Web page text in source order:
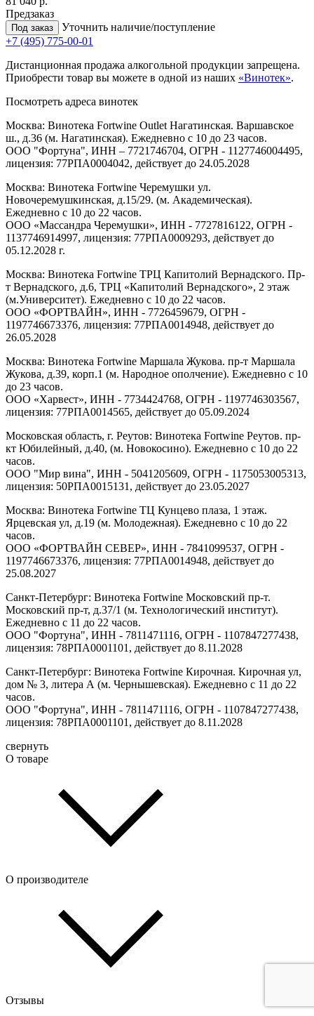
Предзаказ
Под заказ
Уточнить наличие/поступление
+7 (495) 775-00-01
Дистанционная продажа алкогольной продукции запрещена.
Приобрести товар вы можете в одной из наших «Винотек».
Посмотреть адреса винотек
Москва: Винотека Fortwine Outlet Нагатинская. Варшавское
ш., д.36 (м. Нагатинская). Ежедневно с 10 до 23 часов.
ООО "Фортуна", ИНН – 7721746704, ОГРН - 1127746004495,
лицензия: 77РПА0004042, действует до 24.05.2028
Москва: Винотека Fortwine Черемушки ул.
Новочеремушкинская, д.15/29. (м. Академическая).
Ежедневно с 10 до 22 часов.
ООО «Массандра Черемушки», ИНН - 7727816122, ОГРН -
1137746914997, лицензия: 77РПА0009293, действует до
05.12.2028 г.
Москва: Винотека Fortwine ТРЦ Капитолий Вернадского. Пр-
т Вернадского, д.6, ТРЦ «Капитолий Вернадского», 2 этаж
(м.Университет). Ежедневно с 10 до 22 часов.
ООО «ФОРТВАЙН», ИНН - 7726459679, ОГРН -
1197746673376, лицензия: 77РПА0014948, действует до
26.05.2028
Москва: Винотека Fortwine Маршала Жукова. пр-т Маршала
Жукова, д.39, корп.1 (м. Народное ополчение). Ежедневно с 10
до 23 часов.
ООО «Харвест», ИНН - 7734424768, ОГРН - 1197746303567,
лицензия: 77РПА0014565, действует до 05.09.2024
Московская область, г. Реутов: Винотека Fortwine Реутов. пр-
кт Юбилейный, д.40, (м. Новокосино). Ежедневно с 10 до 22
часов.
ООО "Мир вина", ИНН - 5041205609, ОГРН - 1175053005313,
лицензия: 50РПА0015131, действует до 23.05.2027
Москва: Винотека Fortwine ТЦ Кунцево плаза, 1 этаж.
Ярцевская ул, д.19 (м. Молодежная). Ежедневно с 10 до 22
часов.
ООО «ФОРТВАЙН СЕВЕР», ИНН - 7841099537, ОГРН -
1197746673376, лицензия: 77РПА0014948, действует до
25.08.2027
Санкт-Петербург: Винотека Fortwine Московский пр-т.
Московский пр-т, д.37/1 (м. Технологический институт).
Ежедневно с 11 до 22 часов.
ООО "Фортуна", ИНН - 7811471116, ОГРН - 1107847277438,
лицензия: 78РПА0001101, действует до 8.11.2028
Санкт-Петербург: Винотека Fortwine Кирочная. Кирочная ул,
дом № 3, литера А (м. Чернышевская). Ежедневно с 11 до 22
часов.
ООО "Фортуна", ИНН - 7811471116, ОГРН - 1107847277438,
лицензия: 78РПА0001101, действует до 8.11.2028
свернуть
О товаре
О производителе
Отзывы